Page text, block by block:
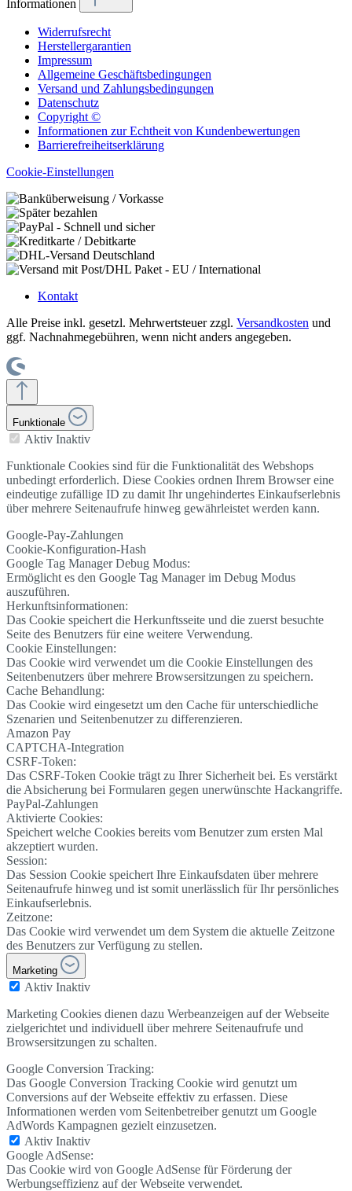
Informationen
Widerrufsrecht
Herstellergarantien
Impressum
Allgemeine Geschäftsbedingungen
Versand und Zahlungsbedingungen
Datenschutz
Copyright ©
Informationen zur Echtheit von Kundenbewertungen
Barrierefreiheitserklärung
Cookie-Einstellungen
Kontakt
Alle Preise inkl. gesetzl. Mehrwertsteuer zzgl. Versandkosten und
ggf. Nachnahmegebühren, wenn nicht anders angegeben.
Funktionale
Aktiv Inaktiv
Funktionale Cookies sind für die Funktionalität des Webshops
unbedingt erforderlich. Diese Cookies ordnen Ihrem Browser eine
eindeutige zufällige ID zu damit Ihr ungehindertes Einkaufserlebnis
über mehrere Seitenaufrufe hinweg gewährleistet werden kann.
Google-Pay-Zahlungen
Cookie-Konfiguration-Hash
Google Tag Manager Debug Modus:
Ermöglicht es den Google Tag Manager im Debug Modus
auszuführen.
Herkunftsinformationen:
Das Cookie speichert die Herkunftsseite und die zuerst besuchte
Seite des Benutzers für eine weitere Verwendung.
Cookie Einstellungen:
Das Cookie wird verwendet um die Cookie Einstellungen des
Seitenbenutzers über mehrere Browsersitzungen zu speichern.
Cache Behandlung:
Das Cookie wird eingesetzt um den Cache für unterschiedliche
Szenarien und Seitenbenutzer zu differenzieren.
Amazon Pay
CAPTCHA-Integration
CSRF-Token:
Das CSRF-Token Cookie trägt zu Ihrer Sicherheit bei. Es verstärkt
die Absicherung bei Formularen gegen unerwünschte Hackangriffe.
PayPal-Zahlungen
Aktivierte Cookies:
Speichert welche Cookies bereits vom Benutzer zum ersten Mal
akzeptiert wurden.
Session:
Das Session Cookie speichert Ihre Einkaufsdaten über mehrere
Seitenaufrufe hinweg und ist somit unerlässlich für Ihr persönliches
Einkaufserlebnis.
Zeitzone:
Das Cookie wird verwendet um dem System die aktuelle Zeitzone
des Benutzers zur Verfügung zu stellen.
Marketing
Aktiv Inaktiv
Marketing Cookies dienen dazu Werbeanzeigen auf der Webseite
zielgerichtet und individuell über mehrere Seitenaufrufe und
Browsersitzungen zu schalten.
Google Conversion Tracking:
Das Google Conversion Tracking Cookie wird genutzt um
Conversions auf der Webseite effektiv zu erfassen. Diese
Informationen werden vom Seitenbetreiber genutzt um Google
AdWords Kampagnen gezielt einzusetzen.
Aktiv Inaktiv
Google AdSense:
Das Cookie wird von Google AdSense für Förderung der
Werbungseffizienz auf der Webseite verwendet.